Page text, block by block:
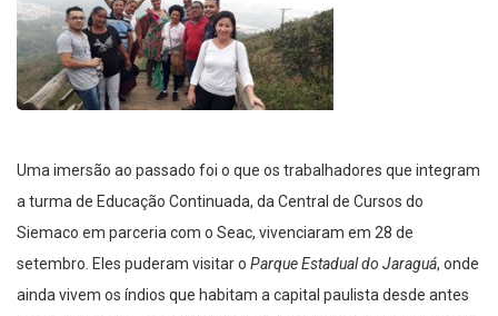
Uma imersão ao passado foi o que os trabalhadores que integram
a turma de Educação Continuada, da Central de Cursos do
Siemaco em parceria com o Seac, vivenciaram em 28 de
setembro. Eles puderam visitar o Parque Estadual do Jaraguá, onde
ainda vivem os índios que habitam a capital paulista desde antes